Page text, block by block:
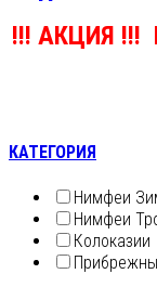
!!! АКЦИЯ !!!
КАТЕГОРИЯ
Нимфеи
Нимфеи
Колоказии